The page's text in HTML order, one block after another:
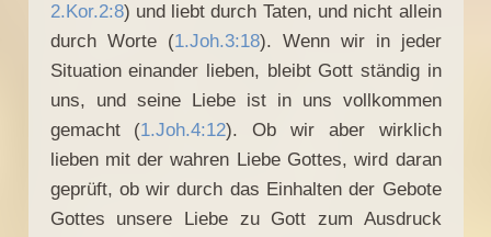
2.Kor.2:8) und liebt durch Taten, und nicht allein
durch Worte (1.Joh.3:18). Wenn wir in jeder
Situation einander lieben, bleibt Gott ständig in
uns, und seine Liebe ist in uns vollkommen
gemacht (1.Joh.4:12). Ob wir aber wirklich
lieben mit der wahren Liebe Gottes, wird daran
geprüft, ob wir durch das Einhalten der Gebote
Gottes unsere Liebe zu Gott zum Ausdruck